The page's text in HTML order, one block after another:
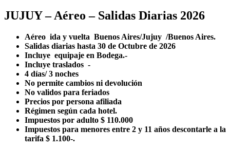
JUJUY – Aéreo – Salidas Diarias 2026
Aéreo ida y vuelta Buenos Aires/Jujuy /Buenos Aires.
Salidas diarias hasta 30 de Octubre de 2026
Incluye equipaje en Bodega.-
Incluye traslados -
4 días/ 3 noches
No permite cambios ni devolución
No validos para feriados
Precios por persona afiliada
Régimen según cada hotel.
Impuestos por adulto $ 110.000
Impuestos para menores entre 2 y 11 años descontarle a la
tarifa $ 1.100-.